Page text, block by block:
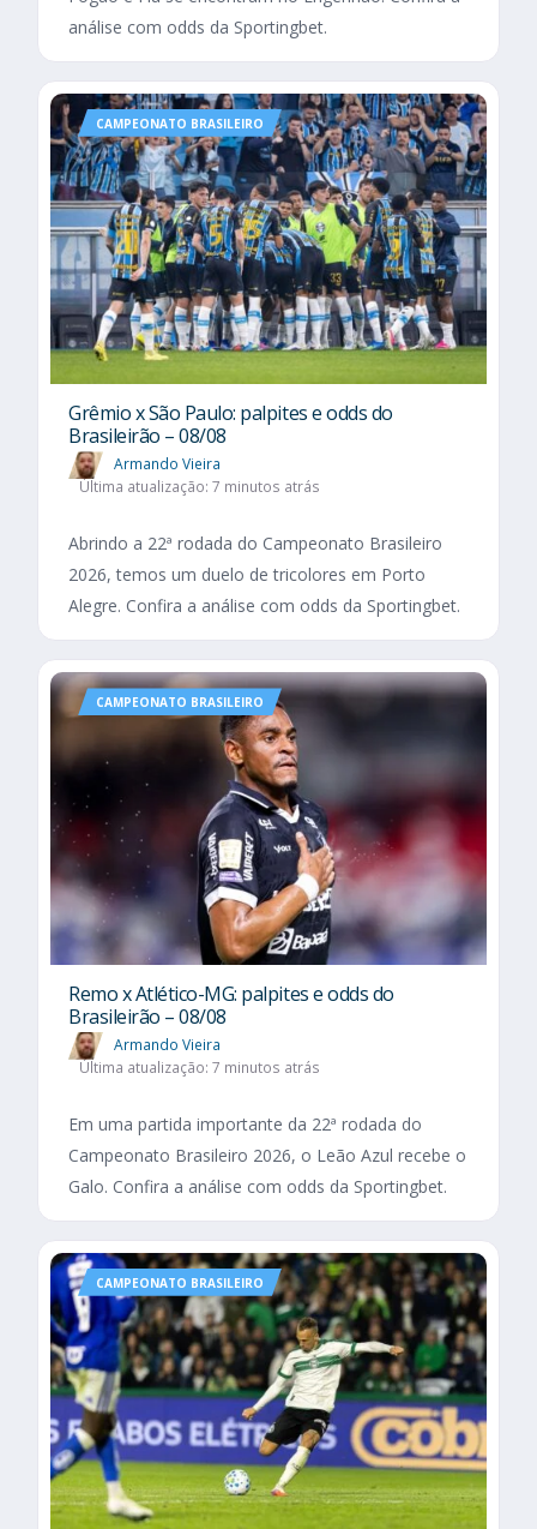
análise com odds da Sportingbet.
CAMPEONATO BRASILEIRO
Grêmio x São Paulo: palpites e odds do
Brasileirão – 08/08
Armando Vieira
Última atualização: 7 minutos atrás
Abrindo a 22ª rodada do Campeonato Brasileiro
2026, temos um duelo de tricolores em Porto
Alegre. Confira a análise com odds da Sportingbet.
CAMPEONATO BRASILEIRO
Remo x Atlético-MG: palpites e odds do
Brasileirão – 08/08
Armando Vieira
Última atualização: 7 minutos atrás
Em uma partida importante da 22ª rodada do
Campeonato Brasileiro 2026, o Leão Azul recebe o
Galo. Confira a análise com odds da Sportingbet.
CAMPEONATO BRASILEIRO